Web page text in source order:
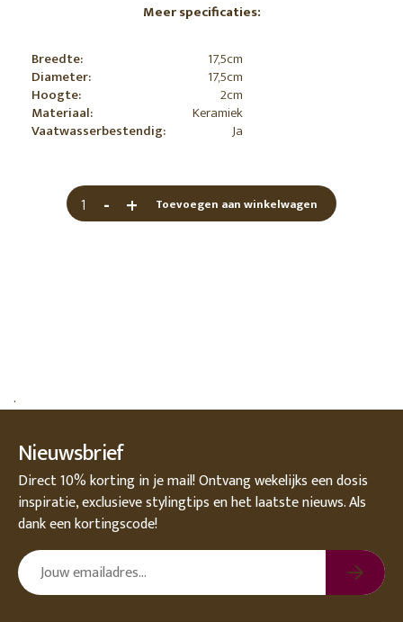
Meer specificaties:
Breedte:
17,5cm
Diameter:
17,5cm
Hoogte:
2cm
Materiaal:
Keramiek
Vaatwasserbestendig:
Ja
+
- Toevoegen aan winkelwagen
.
Nieuwsbrief
Direct 10% korting in je mail! Ontvang wekelijks een dosis
inspiratie, exclusieve stylingtips en het laatste nieuws. Als
dank een kortingscode!